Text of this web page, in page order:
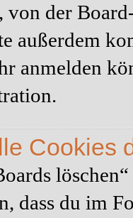
von der
außerdem
anmelden
Cookies
dass du im